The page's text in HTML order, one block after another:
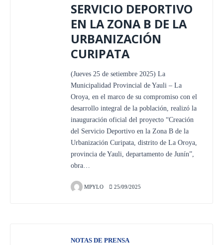
SERVICIO DEPORTIVO
EN LA ZONA B DE LA
URBANIZACIÓN
CURIPATA
(Jueves 25 de setiembre 2025) La
Municipalidad Provincial de Yauli – La
Oroya, en el marco de su compromiso con el
desarrollo integral de la población, realizó la
inauguración oficial del proyecto “Creación
del Servicio Deportivo en la Zona B de la
Urbanización Curipata, distrito de La Oroya,
provincia de Yauli, departamento de Junín”,
obra…
MPYLO 25/09/2025
NOTAS DE PRENSA